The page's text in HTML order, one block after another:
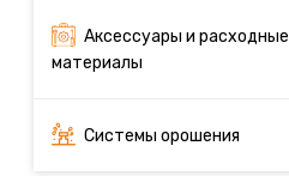
Аксессуары и расходные
материалы
Системы орошения